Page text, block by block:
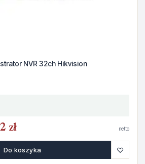
NVR 32ch Hikvision
zł netto
Do koszyka ♡